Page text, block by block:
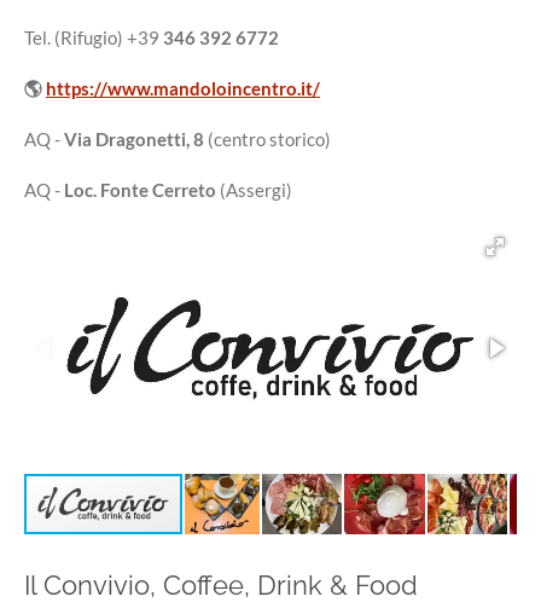
Tel. (Rifugio) +39 346 392 6772
🌎 https://www.mandoloincentro.it/
AQ -Via Dragonetti, 8 (centro storico)
AQ - Loc. Fonte Cerreto (Assergi)
Il Convivio, Coffee, Drink & Food